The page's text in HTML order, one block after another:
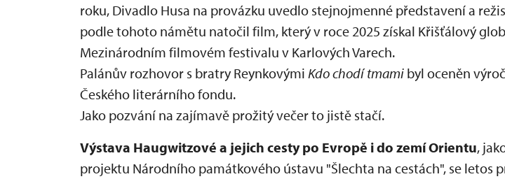
roku, Divadlo Husa na provázku uvedlo stejnojmenné představení a
podle tohoto námětu natočil film, který v roce 2025 získal Křišťálový
Mezinárodním filmovém festivalu v Karlových Varech.
Palánův rozhovor s bratry Reynkovými Kdo chodí tmami byl oceněn
Českého literárního fondu.
Jako pozvání na zajímavě prožitý večer to jistě stačí.
Výstava Haugwitzové a jejich cesty po Evropě i do zemí Orientu,
projektu Národního památkového ústavu "Šlechta na cestách", se letos